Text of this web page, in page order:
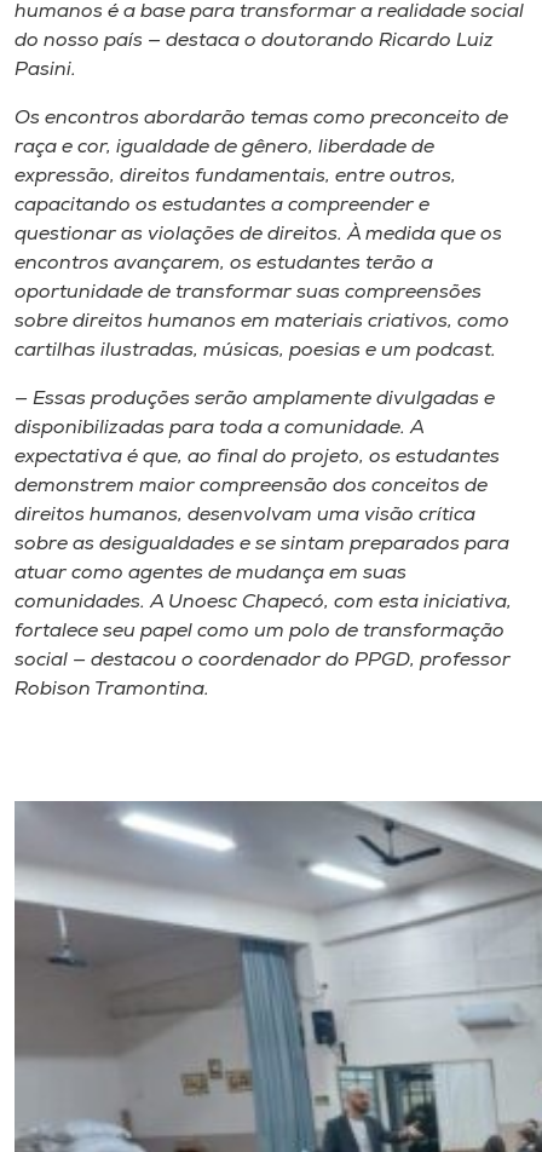
A+
A-
humanos é a base para transformar a realidade social
do nosso país — destaca o doutorando Ricardo Luiz
Pasini.
Os encontros abordarão temas como preconceito de
raça e cor, igualdade de gênero, liberdade de
expressão, direitos fundamentais, entre outros,
capacitando os estudantes a compreender e
questionar as violações de direitos. À medida que os
encontros avançarem, os estudantes terão a
oportunidade de transformar suas compreensões
sobre direitos humanos em materiais criativos, como
cartilhas ilustradas, músicas, poesias e um podcast.
— Essas produções serão amplamente divulgadas e
disponibilizadas para toda a comunidade. A
expectativa é que, ao final do projeto, os estudantes
demonstrem maior compreensão dos conceitos de
direitos humanos, desenvolvam uma visão crítica
sobre as desigualdades e se sintam preparados para
atuar como agentes de mudança em suas
comunidades. A Unoesc Chapecó, com esta iniciativa,
fortalece seu papel como um polo de transformação
social — destacou o coordenador do PPGD, professor
Robison Tramontina.